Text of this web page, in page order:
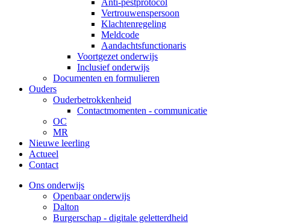
Anti-pestprotocol
Vertrouwenspersoon
Klachtenregeling
Meldcode
Aandachtsfunctionaris
Voortgezet onderwijs
Inclusief onderwijs
Documenten en formulieren
Ouders
Ouderbetrokkenheid
Contactmomenten - communicatie
OC
MR
Nieuwe leerling
Actueel
Contact
Ons onderwijs
Openbaar onderwijs
Dalton
Burgerschap - digitale geletterdheid